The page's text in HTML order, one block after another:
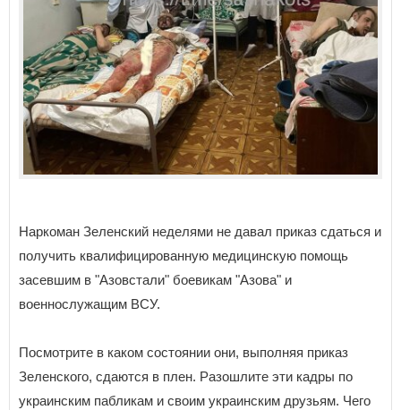
Наркоман Зеленский неделями не давал приказ сдаться и
получить квалифицированную медицинскую помощь
засевшим в "Азовстали" боевикам "Азова" и
военнослужащим ВСУ.
Посмотрите в каком состоянии они, выполняя приказ
Зеленского, сдаются в плен. Разошлите эти кадры по
украинским пабликам и своим украинским друзьям. Чего